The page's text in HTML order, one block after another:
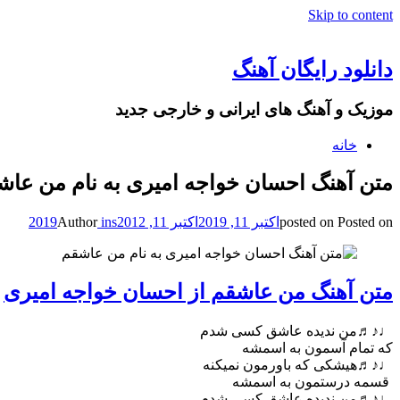
Skip to content
دانلود رایگان آهنگ
موزیک و آهنگ های ایرانی و خارجی جدید
خانه
متن آهنگ احسان خواجه امیری به نام من
posted on Posted on اکتبر 11, 2019 اکتبر 11, 2019 Authorins2012
متن آهنگ من عاشقم از احسان خواجه امیری
♩♪♬من ندیده عاشق کسی شدم
که تمام آسمون به اسمشه
♩♪♬هیشکی که باورمون نمیکنه
قسمه درستمون به اسمشه